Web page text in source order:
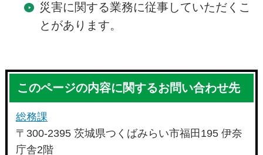
災害に関する業務に従事していただくこ
とがあります。
このページの内容に関するお問い合わせ先
総務課
〒300-2395 茨城県つくばみらい市福田195 伊奈
庁舎2階